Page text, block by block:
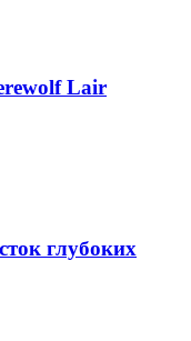
Lair
глубоких